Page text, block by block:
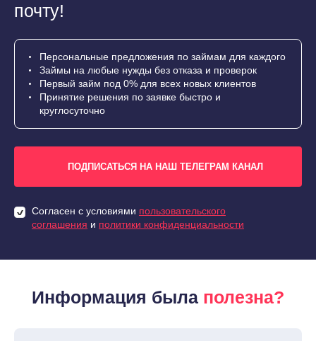
почту!
Персональные предложения по займам для каждого
Займы на любые нужды без отказа и проверок
Первый займ под 0% для всех новых клиентов
Принятие решения по заявке быстро и
круглосуточно
ПОДПИСАТЬСЯ НА НАШ ТЕЛЕГРАМ КАНАЛ
Согласен с условиями пользовательского
соглашения и политики конфиденциальности
Информация была полезна?